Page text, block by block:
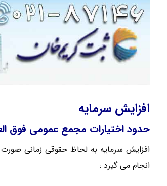
افزایش سرمایه
حدود اختیارات مجمع عمومی فوق
افزایش سرمایه به لحاظ حقوقی زمانی
انجام می گیرد :